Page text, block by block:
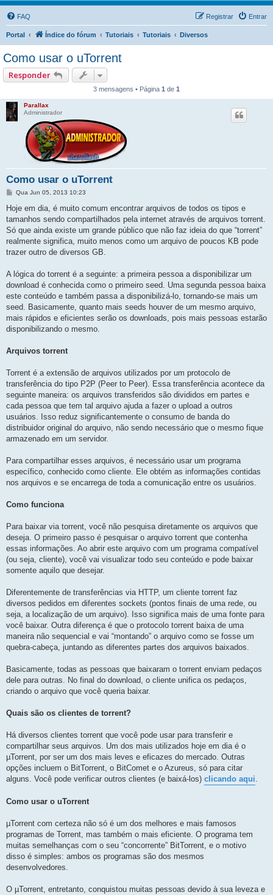
FAQ Entrar
Registrar
Portal Índice do fórum Tutoriais Tutoriais Diversos
Como usar o uTorrent
Responder
3 mensagens • Página 1 de 1
Parallax
Administrador
Como usar o uTorrent
M
n
s
a
g
m
Qua Jun 05, 2013 10:23
Hoje em dia, é muito comum encontrar arquivos de todos os tipos e
tamanhos sendo compartilhados pela internet através de arquivos torrent.
Só que ainda existe um grande público que não faz ideia do que “torrent”
realmente significa, muito menos como um arquivo de poucos KB pode
trazer outro de diversos GB.
A lógica do torrent é a seguinte: a primeira pessoa a disponibilizar um
download é conhecida como o primeiro seed. Uma segunda pessoa baixa
este conteúdo e também passa a disponibilizá-lo, tornando-se mais um
seed. Basicamente, quanto mais seeds houver de um mesmo arquivo,
mais rápidos e eficientes serão os downloads, pois mais pessoas estarão
disponibilizando o mesmo.
Arquivos torrent
Torrent é a extensão de arquivos utilizados por um protocolo de
transferência do tipo P2P (Peer to Peer). Essa transferência acontece da
seguinte maneira: os arquivos transferidos são divididos em partes e
cada pessoa que tem tal arquivo ajuda a fazer o upload a outros
usuários. Isso reduz significantemente o consumo de banda do
distribuidor original do arquivo, não sendo necessário que o mesmo fique
armazenado em um servidor.
Para compartilhar esses arquivos, é necessário usar um programa
específico, conhecido como cliente. Ele obtém as informações contidas
nos arquivos e se encarrega de toda a comunicação entre os usuários.
Como funciona
Para baixar via torrent, você não pesquisa diretamente os arquivos que
deseja. O primeiro passo é pesquisar o arquivo torrent que contenha
essas informações. Ao abrir este arquivo com um programa compatível
(ou seja, cliente), você vai visualizar todo seu conteúdo e pode baixar
somente aquilo que desejar.
Diferentemente de transferências via HTTP, um cliente torrent faz
diversos pedidos em diferentes sockets (pontos finais de uma rede, ou
seja, a localização de um arquivo). Isso significa mais de uma fonte para
você baixar. Outra diferença é que o protocolo torrent baixa de uma
maneira não sequencial e vai “montando” o arquivo como se fosse um
quebra-cabeça, juntando as diferentes partes dos arquivos baixados.
Basicamente, todas as pessoas que baixaram o torrent enviam pedaços
dele para outras. No final do download, o cliente unifica os pedaços,
criando o arquivo que você queria baixar.
Quais são os clientes de torrent?
Há diversos clientes torrent que você pode usar para transferir e
compartilhar seus arquivos. Um dos mais utilizados hoje em dia é o
µTorrent, por ser um dos mais leves e eficazes do mercado. Outras
opções incluem o BitTorrent, o BitComet e o Azureus, só para citar
alguns. Você pode verificar outros clientes (e baixá-los) clicando aqui.
Como usar o uTorrent
µTorrent com certeza não só é um dos melhores e mais famosos
programas de Torrent, mas também o mais eficiente. O programa tem
muitas semelhanças com o seu “concorrente” BitTorrent, e o motivo
disso é simples: ambos os programas são dos mesmos
desenvolvedores.
O µTorrent, entretanto, conquistou muitas pessoas devido à sua leveza e